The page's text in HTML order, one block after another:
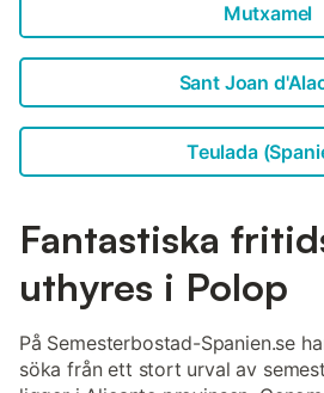
Mutxamel
Sant Joan
Teulada
Fantastiska
uthyres i Polop
På Semesterbostad-Spanien.se
söka från ett stort urval av